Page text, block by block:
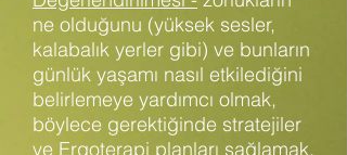
ne olduğunu (yüksek sesler,
kalabalık yerler gibi) ve bunların
günlük yaşamı nasıl etkilediğini
belirlemeye yardımcı olmak,
böylece gerektiğinde stratejiler
ve Ergoterapi planları sağlamak.